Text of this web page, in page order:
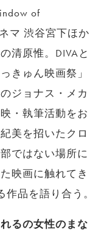
of
マ 渋谷宮下ほか
清原惟。DIVAと
きゅん映画祭」
ジョナス・メカ
・執筆活動をお
美を招いたクロ
ではない場所に
映画に触れてき
作品を語り合う。
るの女性のまな